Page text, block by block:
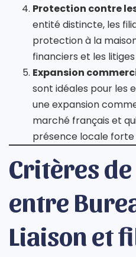
Protection contre
entité distincte, les
protection à la
financiers et les
Expansion
sont idéales pour les
une expansion
marché français et
présence locale
Critères
entre
Liaison et